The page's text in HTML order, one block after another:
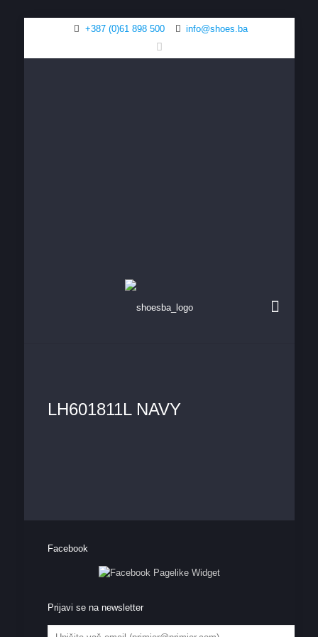
+387 (0)61 898 500 info@shoes.ba
LH601811L NAVY
Facebook
Prijavi se na newsletter